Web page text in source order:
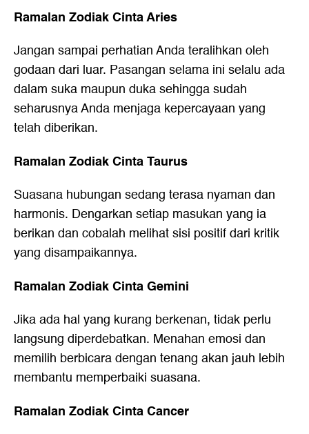
Ramalan Zodiak Cinta Aries
Jangan sampai perhatian Anda teralihkan oleh
godaan dari luar. Pasangan selama ini selalu ada
dalam suka maupun duka sehingga sudah
seharusnya Anda menjaga kepercayaan yang
telah diberikan.
Ramalan Zodiak Cinta Taurus
Suasana hubungan sedang terasa nyaman dan
harmonis. Dengarkan setiap masukan yang ia
berikan dan cobalah melihat sisi positif dari kritik
yang disampaikannya.
Ramalan Zodiak Cinta Gemini
Jika ada hal yang kurang berkenan, tidak perlu
langsung diperdebatkan. Menahan emosi dan
memilih berbicara dengan tenang akan jauh lebih
membantu memperbaiki suasana.
Ramalan Zodiak Cinta Cancer